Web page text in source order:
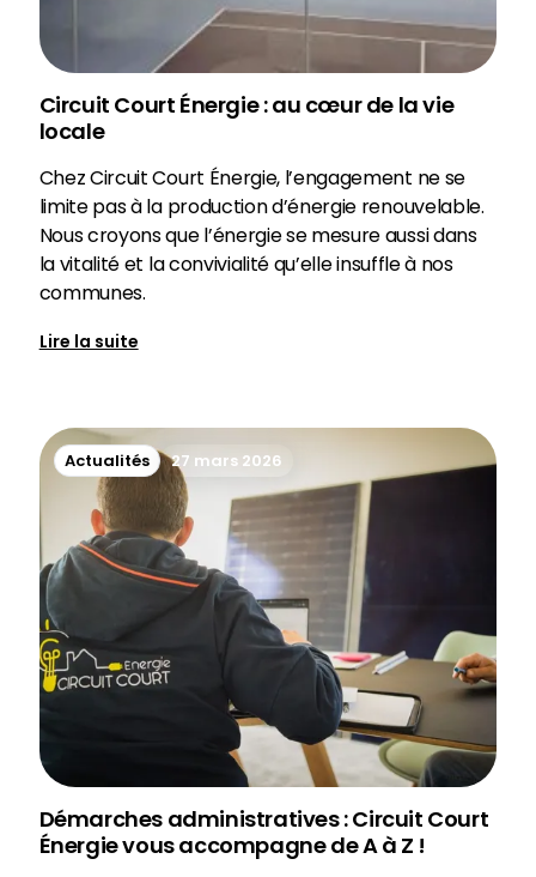
Circuit Court Énergie : au cœur de la vie
locale
Chez Circuit Court Énergie, l’engagement ne se
limite pas à la production d’énergie renouvelable.
Nous croyons que l’énergie se mesure aussi dans
la vitalité et la convivialité qu’elle insuffle à nos
communes.
Lire la suite
Actualités 27 mars 2026
Démarches administratives : Circuit Court
Énergie vous accompagne de A à Z !